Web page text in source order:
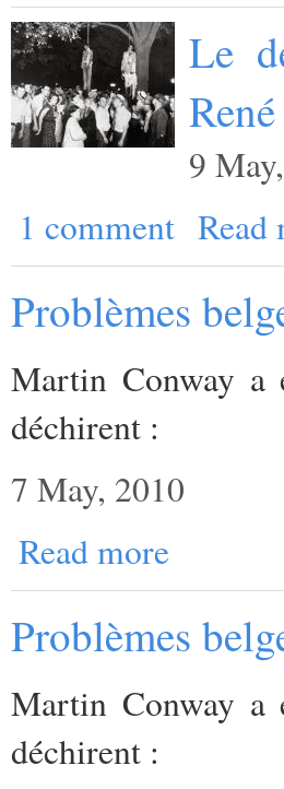
Le
9
1 comment Read
Problèmes
Martin Conway a
déchirent :
7 May, 2010
Read more
Problèmes
Martin Conway a
déchirent :